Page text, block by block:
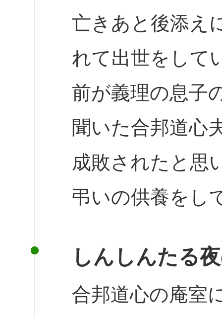
亡きあと後添え
れて出世をして
前が義理の息子
聞いた合邦道心
成敗されたと思
弔いの供養をし
しんしんたる
合邦道心の庵室